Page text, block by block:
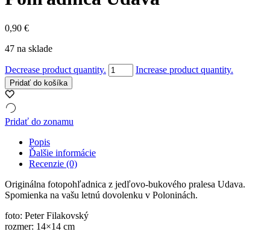
0,90 €
47 na sklade
Decrease product quantity. množstvo
Pohľadnica
Increase product quantity.
Pridať do košíka
Pridať do zonamu
Popis
Ďalšie informácie
Recenzie (0)
Originálna fotopohľadnica z jedľovo-bukového pralesa Udava.
Spomienka na vašu letnú dovolenku v Poloninách.
foto: Peter Filakovský
rozmer: 14×14 cm